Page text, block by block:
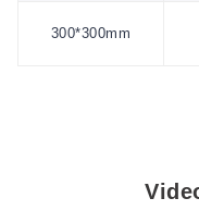
300*300mm